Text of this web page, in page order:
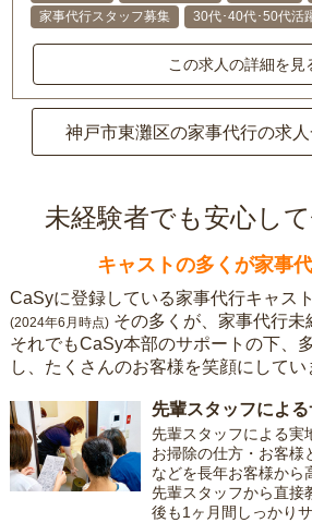
家事代行スタッフ募集
30代･40代･50代活
この求人の詳細を見
神戸市東灘区の家事代行の求
未経験者でも安心し
キャストの多くが家事
CaSyに登録している家事代行キャス
(2024年6月時点) その多くが、家事代行未
それでもCaSy本部のサポートの下、
し、たくさんのお客様を笑顔にしてい
先輩スタッフによ
先輩スタッフによる実
お掃除の仕方・お客様
などを長年お客様から
先輩スタッフから直接
後も1ヶ月間しっかりサ